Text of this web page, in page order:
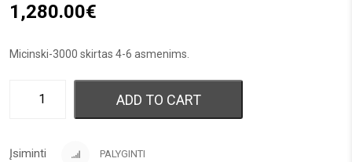
1,280.00€
Micinski-3000 skirtas 4-6 asmenims.
ADD TO CART
Įsiminti PALYGINTI